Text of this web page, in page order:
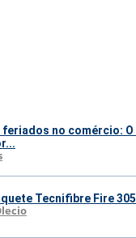
no comércio: O
Tecnifibre Fire